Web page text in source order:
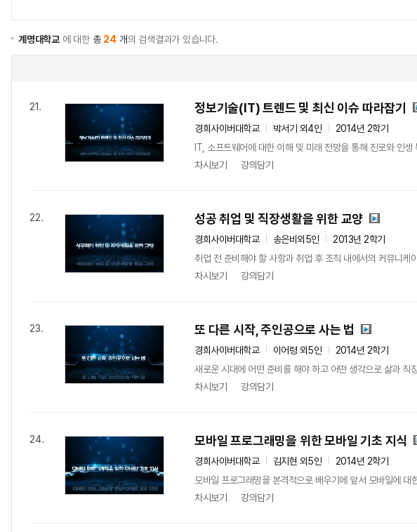
계명대학교 에 대한 총 24 개의 검색결과가 있습니다.
21. 정보기술(IT) 트렌드 및 최신 이슈 따라잡기
경희사이버대학교 박서기 외4인
2014년 2학기
IT, 소프트웨어에 대한 이해 및 미래 전망을 통해 진로와 인
차시보기
강의담기
22. 성공 취업 및 직장생활을 위한 교양
경희사이버대학교 송은비외5인
2013년 2학기
취업 전 준비해야 할 사항과 취업 후 조직 내에서의 커뮤니케
차시보기
강의담기
23. 또 다른 시작, 주인공으로 사는 법
경희사이버대학교 이어령 외5인
2014년 2학기
새로운 시대에 어떤 준비를 해야 하고 어떤 생각으로 삶과 직
차시보기
강의담기
24. 모바일 프로그래밍을 위한 모바일 기초 지식
경희사이버대학교 김지현 외5인
2014년 2학기
모바일 프로그래밍을 본격적으로 배우기에 앞서 모바일에
차시보기
강의담기